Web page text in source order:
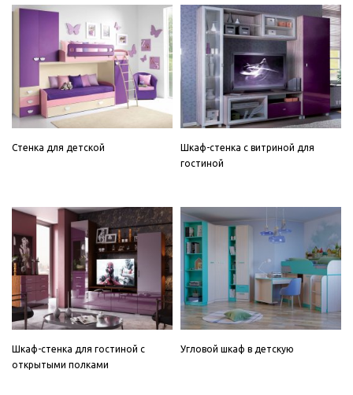
Стенка для детской
Шкаф-стенка с витриной для
гостиной
Шкаф-стенка для гостиной с
открытыми полками
Угловой шкаф в детскую